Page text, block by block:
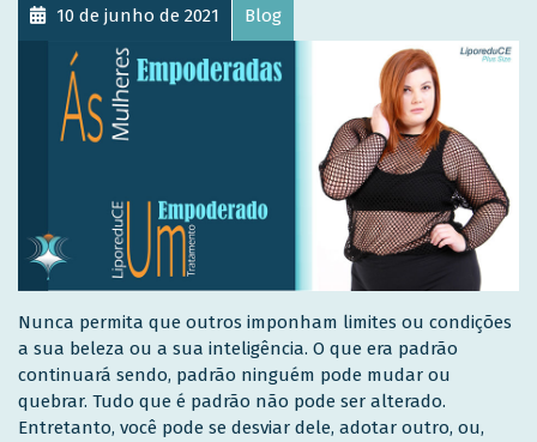
10 de junho de 2021 Blog
Nunca permita que outros imponham limites ou condições
a sua beleza ou a sua inteligência. O que era padrão
continuará sendo, padrão ninguém pode mudar ou
quebrar. Tudo que é padrão não pode ser alterado.
Entretanto, você pode se desviar dele, adotar outro, ou,